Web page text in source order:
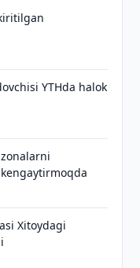
YTHda halok
Xitoydagi